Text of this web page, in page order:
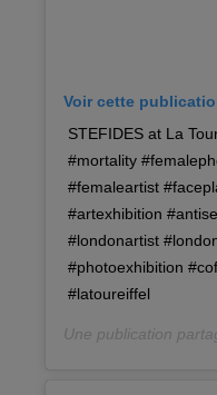
Voir cette
STEFIDES at La
#mortality
#femaleartist
#artexhibition
#londonartist
#photoexhibition
#latoureiffel
Une publication